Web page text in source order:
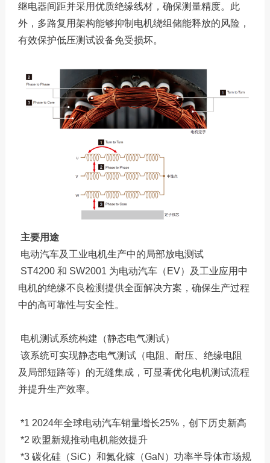
继电器间距并采用优质绝缘线材，确保测量精度。此
外，多路复用架构能够抑制电机绕组储能释放的风险，
有效保护低压测试设备免受损坏。
主要用途
电动汽车及工业电机生产中的局部放电测试
ST4200 和 SW2001 为电动汽车（EV）及工业应用中
电机的绝缘不良检测提供全面解决方案，确保生产过程
中的高可靠性与安全性。
电机测试系统构建（静态电气测试）
该系统可实现静态电气测试（电阻、耐压、绝缘电阻
及局部短路等）的无缝集成，可显著优化电机测试流程
并提升生产效率。
*1 2024年全球电动汽车销量增长25%，创下历史新高
*2 欧盟新规推动电机能效提升
*3 碳化硅（SiC）和氮化镓（GaN）功率半导体市场规